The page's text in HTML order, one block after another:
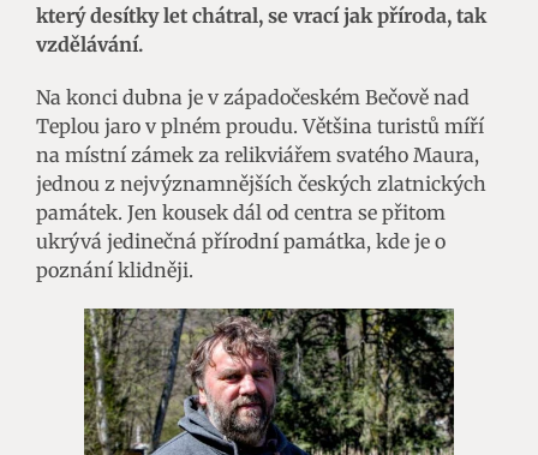
který desítky let chátral, se vrací jak příroda, tak
vzdělávání.
Na konci dubna je v západočeském Bečově nad
Teplou jaro v plném proudu. Většina turistů míří
na místní zámek za relikviářem svatého Maura,
jednou z nejvýznamnějších českých zlatnických
památek. Jen kousek dál od centra se přitom
ukrývá jedinečná přírodní památka, kde je o
poznání klidněji.